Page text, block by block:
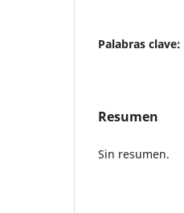
Palabras clave:
Resumen
Sin resumen.